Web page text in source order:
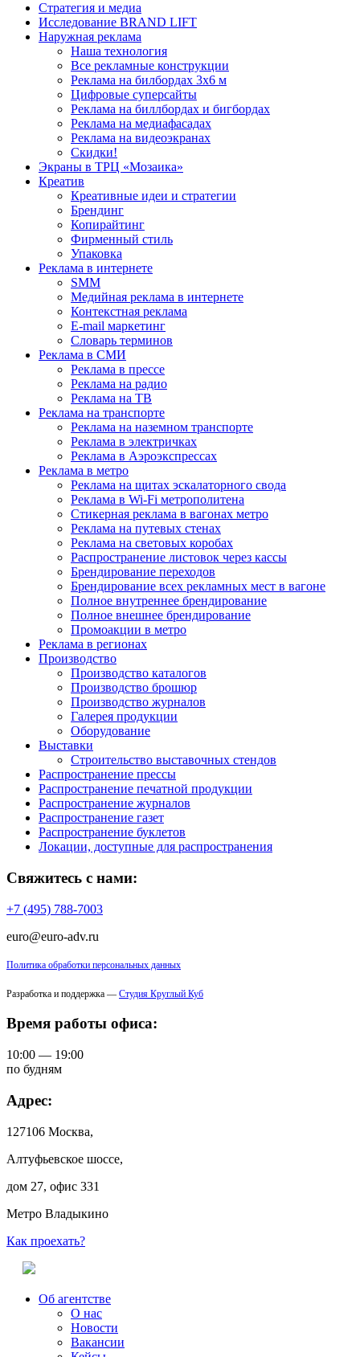
Стратегия и медиа
Исследование BRAND LIFT
Наружная реклама
Наша технология
Все рекламные конструкции
Реклама на билбордах 3х6 м
Цифровые суперсайты
Реклама на биллбордах и бигбордах
Реклама на медиафасадах
Реклама на видеоэкранах
Скидки!
Экраны в ТРЦ «Мозаика»
Креатив
Креативные идеи и стратегии
Брендинг
Копирайтинг
Фирменный стиль
Упаковка
Реклама в интернете
SMM
Медийная реклама в интернете
Контекстная реклама
E-mail маркетинг
Словарь терминов
Реклама в СМИ
Реклама в прессе
Реклама на радио
Реклама на ТВ
Реклама на транспорте
Реклама на наземном транспорте
Реклама в электричках
Реклама в Аэроэкспрессах
Реклама в метро
Реклама на щитах эскалаторного свода
Реклама в Wi-Fi метрополитена
Стикерная реклама в вагонах метро
Реклама на путевых стенах
Реклама на световых коробах
Распространение листовок через кассы
Брендирование переходов
Брендирование всех рекламных мест в вагоне
Полное внутреннее брендирование
Полное внешнее брендирование
Промоакции в метро
Реклама в регионах
Производство
Производство каталогов
Производство брошюр
Производство журналов
Галерея продукции
Оборудование
Выставки
Строительство выставочных стендов
Распространение прессы
Распространение печатной продукции
Распространение журналов
Распространение газет
Распространение буклетов
Локации, доступные для распространения
Свяжитесь с нами:
+7 (495) 788-7003
euro@euro-adv.ru
Политика обработки персональных данных
Разработка и поддержка — Студия Круглый Куб
Время работы офиса:
10:00 — 19:00
по будням
Адрес:
127106 Москва,
Алтуфьевское шоссе,
дом 27, офис 331
Метро Владыкино
Как проехать?
Об агентстве
О нас
Новости
Вакансии